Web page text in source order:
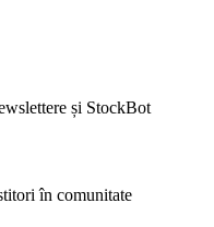
și StockBot
în comunitate